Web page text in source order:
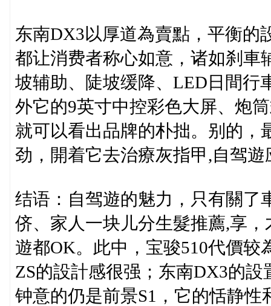
东南DX3以厚道為賣點，平衡的
都让消费者称心如意，诸如刹車
坡辅助、陡坡缓降、LED日間行
外它的9英寸中控彩色大屏、炮
就可以看出品牌的朴拙。别的，
劲，開着它去治療灰指甲,自驾遊
结语：自驾遊的魅力，只有關了
侪、家人一块儿分生髮推薦,享
遊都OK。此中，宝骏510代價较
ZS的設計感很强；东南DX3的
钟意的仍是前景S1，它的恬静